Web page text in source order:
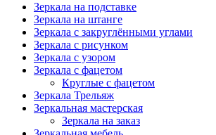
Зеркала на подставке
Зеркала на штанге
Зеркала с закруглёнными углами
Зеркала с рисунком
Зеркала с узором
Зеркала с фацетом
Круглые с фацетом
Зеркала Трельяж
Зеркальная мастерская
Зеркала на заказ